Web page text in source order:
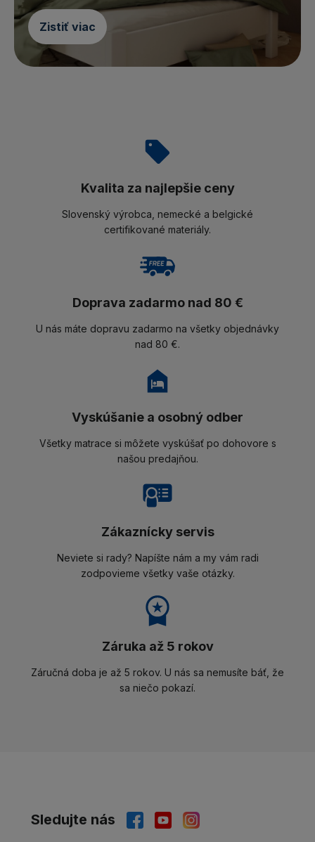
Zistiť viac
Kvalita za najlepšie ceny
Slovenský výrobca, nemecké a belgické
certifikované materiály.
Doprava zadarmo nad 80 €
U nás máte dopravu zadarmo na všetky objednávky
nad 80 €.
Vyskúšanie a osobný odber
Všetky matrace si môžete vyskúšať po dohovore s
našou predajňou.
Zákaznícky servis
Neviete si rady? Napíšte nám a my vám radi
zodpovieme všetky vaše otázky.
Záruka až 5 rokov
Záručná doba je až 5 rokov. U nás sa nemusíte báť, že
sa niečo pokazí.
Sledujte nás